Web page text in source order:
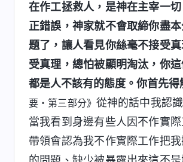
在作工拯救人，是神在主宰一
正錯誤，神家就不會取締你盡
題了，讓人看見你絲毫不接受
受真理，總怕被顯明淘汰，你
都是人不該有的態度。你首先
要・第三部分》 從神的話中我認
當我看到身邊有些人因不作實
帶領會認為我不作實際工作把